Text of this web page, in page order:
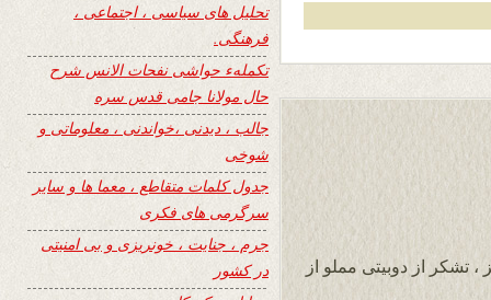
تشکر از دوبیتی مملو از
تحلیل های سیاسی ، اجتماعی ،
فرهنگی.
تکملهء حواشی نفحات الانس شرح
حال مولانا جامی قدس سره
جالب ، دیدنی ،خواندنی ، معلوماتی و
شوخی
جدول کلمات متقاطع ، معما ها و سایر
سرگرمی های فکری
جرم ، جنایت ، خونریزی و بی امنیتی
در کشور